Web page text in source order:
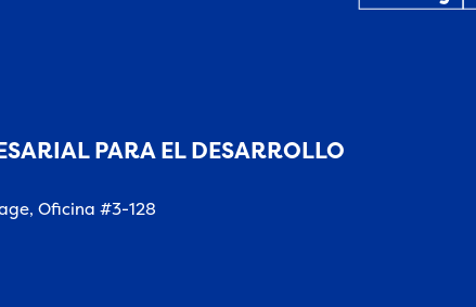
PARA EL DESARROLLO
Oficina #3-128